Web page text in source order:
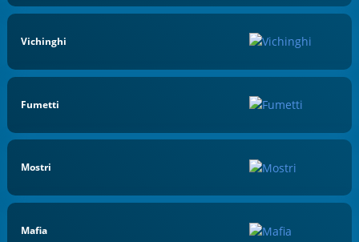
Vichinghi
Fumetti
Mostri
Mafia